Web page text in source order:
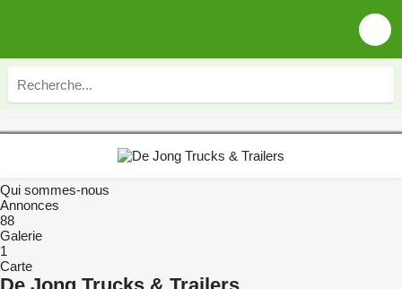
Qui sommes-nous
Annonces
88
Galerie
1
Carte